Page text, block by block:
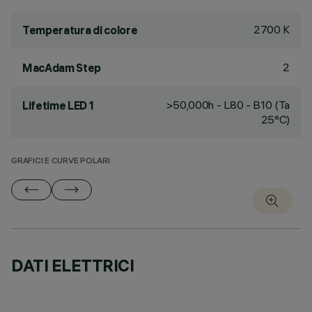
Temperatura di colore 2700 K
MacAdam Step 2
Lifetime LED 1
>50,000h - L80 - B10 (Ta
25°C)
GRAFICI E CURVE POLARI
DATI ELETTRICI